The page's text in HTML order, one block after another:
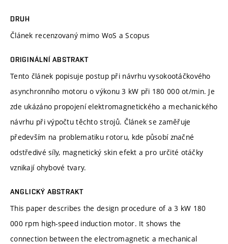
DRUH
Článek recenzovaný mimo WoS a Scopus
ORIGINÁLNÍ ABSTRAKT
Tento článek popisuje postup při návrhu vysokootáčkového
asynchronního motoru o výkonu 3 kW při 180 000 ot/min. Je
zde ukázáno propojení elektromagnetického a mechanického
návrhu při výpočtu těchto strojů. Článek se zaměřuje
především na problematiku rotoru, kde působí značné
odstředivé síly, magnetický skin efekt a pro určité otáčky
vznikají ohybové tvary.
ANGLICKÝ ABSTRAKT
This paper describes the design procedure of a 3 kW 180
000 rpm high-speed induction motor. It shows the
connection between the electromagnetic a mechanical